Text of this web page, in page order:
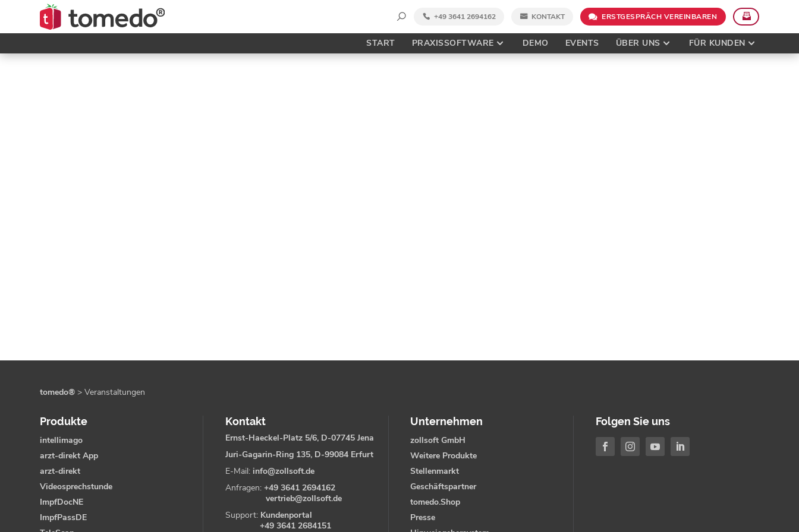
Suche
nach:
+49 3641 2694162 KONTAKT ERSTGESPRÄCH VEREINBAREN
START PRAXISSOFTWARE DEMO EVENTS ÜBER UNS FÜR KUNDEN
tomedo® >Veranstaltungen
Produkte
intellimago
arzt-direkt App
arzt-direkt
Videosprechstunde
ImpfDocNE
ImpfPassDE
Kontakt
Ernst-Haeckel-Platz 5/6, D-07745 Jena
Juri-Gagarin-Ring 135, D-99084 Erfurt
E-Mail: info@zollsoft.de
Anfragen: +49 3641 2694162
vertrieb@zollsoft.de
Support: Kundenportal
+49 3641 2684151
Unternehmen
zollsoft GmbH
Weitere Produkte
Stellenmarkt
Geschäftspartner
tomedo.Shop
Presse
Folgen Sie uns
   